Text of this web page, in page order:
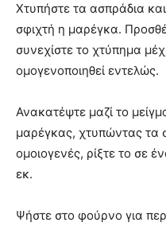
Χτυπήστε τα ασπράδια
σφιχτή η μαρέγκα.
συνεχίστε το χτύπημα
ομογενοποιηθεί εντελώς.
Ανακατέψτε μαζί το
μαρέγκας, χτυπώντας τα
ομοιογενές, ρίξτε το σε
εκ.
Ψήστε στο φούρνο για